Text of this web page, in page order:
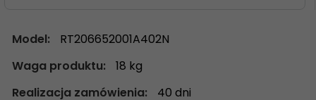
Model:
RT206652001A402N
Waga produktu:
18 kg
Realizacja zamówienia:
40 dni